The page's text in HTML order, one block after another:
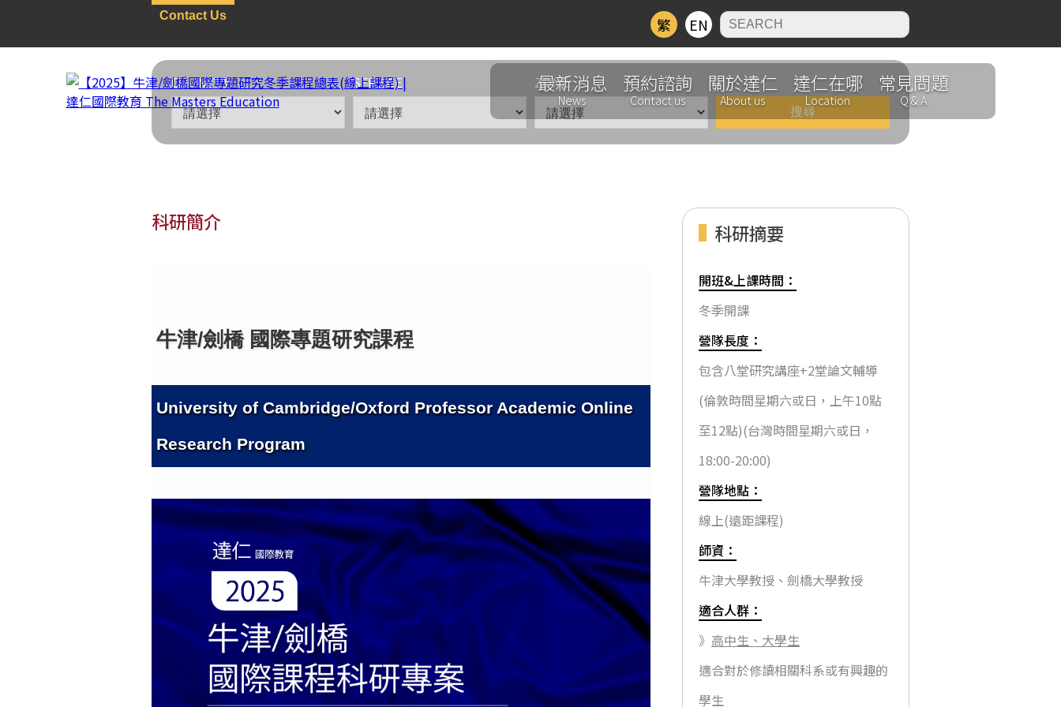
Contact Us 繁 EN
最新消息
News
預約諮詢
Contact us
關於達仁
About us
達仁在哪
Location
常見問題
Q & A
COUNTRY SERVICE ZONE
科研簡介
牛津/劍橋 國際專題研究課程
University of Cambridge/Oxford Professor Academic Online
Research Program
科研摘要
開班&上課時間：
冬季開課
營隊長度：
包含八堂研究講座+2堂論文輔導
(倫敦時間星期六或日，上午10點
至12點)(台灣時間星期六或日，
18:00-20:00)
營隊地點：
線上(遠距課程)
師資：
牛津大學教授、劍橋大學教授
適合人群：
》 高中生、大學生
適合對於修讀相關科系或有興趣的
學生